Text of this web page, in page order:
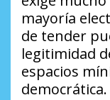
mayoría
de tender
legitimidad
espacios
democrática.